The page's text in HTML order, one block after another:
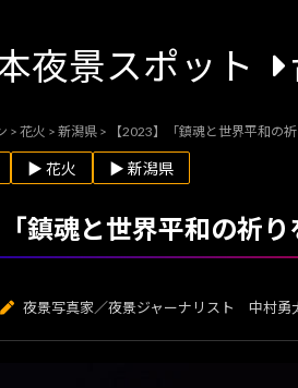
夜景スポット
> 花火 > 新潟県 > 【2023】「鎮魂と世界平和の
▶ 花火 ▶ 新潟県
「鎮魂と世界平和の祈
夜景写真家／夜景ジャーナリスト 中村勇